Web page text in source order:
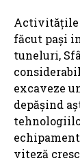
Activitățile
făcut pași
tuneluri,
excaveze
depășind
viteză